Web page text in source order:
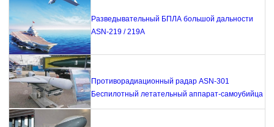
Разведывательный БПЛА большой дальности
ASN-219 / 219A
Противорадиационный радар ASN-301
Беспилотный летательный аппарат-самоубийца